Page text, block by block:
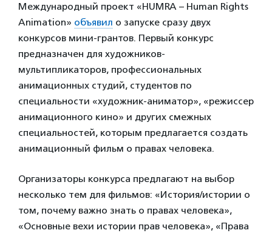
Международный проект «HUMRA – Human Rights
Animation» объявил о запуске сразу двух
конкурсов мини-грантов. Первый конкурс
предназначен для художников-
мультипликаторов, профессиональных
анимационных студий, студентов по
специальности «художник-аниматор», «режиссер
анимационного кино» и других смежных
специальностей, которым предлагается создать
анимационный фильм о правах человека.
Организаторы конкурса предлагают на выбор
несколько тем для фильмов: «История/истории о
том, почему важно знать о правах человека»,
«Основные вехи истории прав человека», «Права